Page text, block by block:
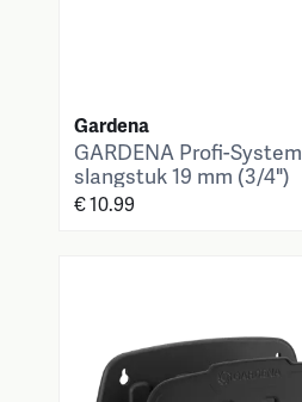
Gardena
GARDENA Profi-System
slangstuk 19 mm (3/4")
€ 10.99